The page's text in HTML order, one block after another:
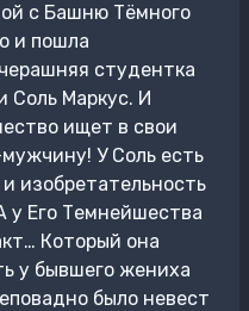
с Башню Тёмного
и пошла
студентка
Соль Маркус. И
ищет в свои
У Соль есть
изобретательность
у Его Темнейшества
Который она
у бывшего жениха
было невест